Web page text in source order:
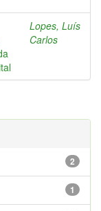
Lopes, Luís
Carlos
2
1